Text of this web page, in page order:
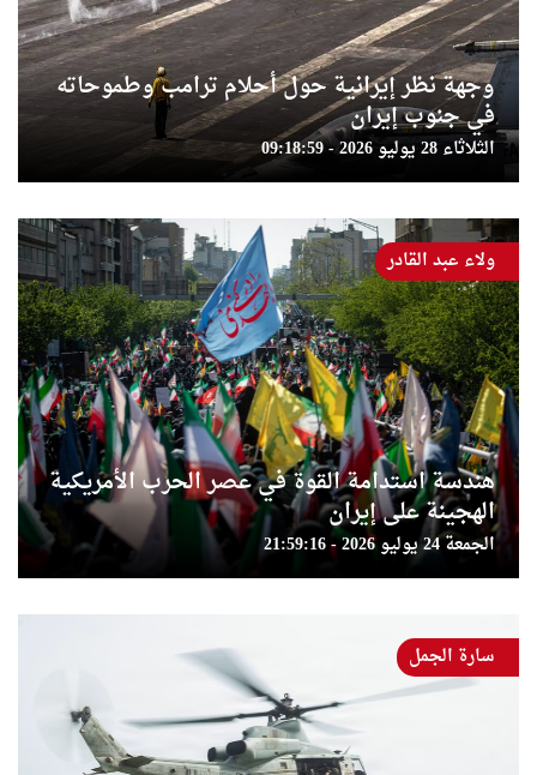
وجهة نظر إيرانية حول أحلام ترامب وطموحاته
في جنوب إيران
الثلاثاء 28 يوليو 2026 - 09:18:59
هندسة استدامة القوة في عصر الحرب الأمريكية
الهجينة على إيران
الجمعة 24 يوليو 2026 - 21:59:16
ولاء عبد القادر
سارة الجمل